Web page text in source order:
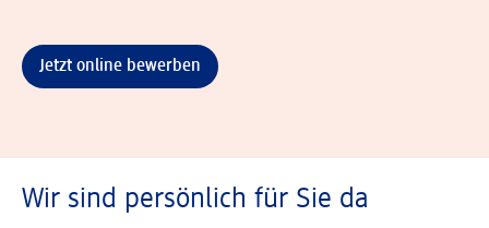
Jetzt online bewerben
Wir sind persönlich für Sie da